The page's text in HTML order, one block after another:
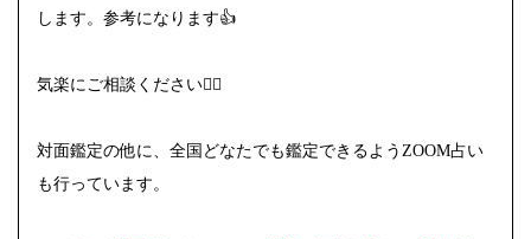
します。参考になります👍
気楽にご相談ください🙇‍♀️
対面鑑定の他に、全国どなたでも鑑定できるようZOOM占い
も行っています。